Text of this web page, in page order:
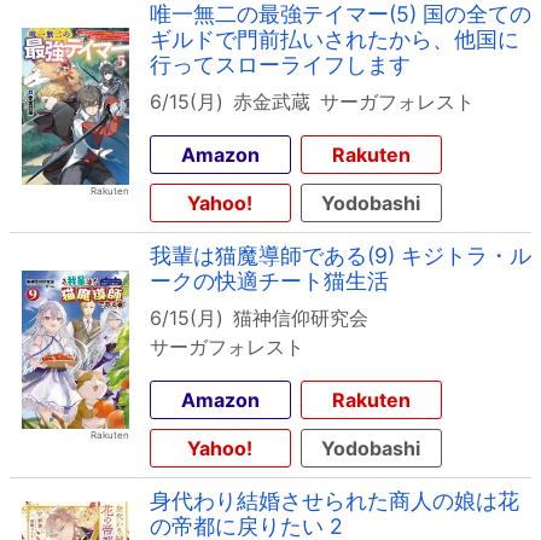
唯一無二の最強テイマー(5) 国の全ての
ギルドで門前払いされたから、他国に
行ってスローライフします
6/15(月) 赤金武蔵 サーガフォレスト
Amazon
Rakuten
Yahoo!
Yodobashi
我輩は猫魔導師である(9) キジトラ・ル
ークの快適チート猫生活
6/15(月) 猫神信仰研究会
サーガフォレスト
Amazon
Rakuten
Yahoo!
Yodobashi
身代わり結婚させられた商人の娘は花
の帝都に戻りたい 2